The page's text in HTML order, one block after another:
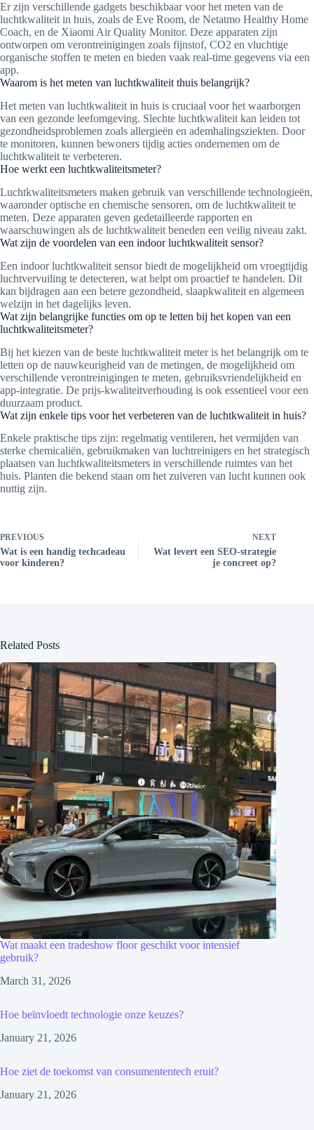
Er zijn verschillende gadgets beschikbaar voor het meten van de
luchtkwaliteit in huis, zoals de Eve Room, de Netatmo Healthy Home
Coach, en de Xiaomi Air Quality Monitor. Deze apparaten zijn
ontworpen om verontreinigingen zoals fijnstof, CO2 en vluchtige
organische stoffen te meten en bieden vaak real-time gegevens via een
app.
Waarom is het meten van luchtkwaliteit thuis belangrijk?
Het meten van luchtkwaliteit in huis is cruciaal voor het waarborgen
van een gezonde leefomgeving. Slechte luchtkwaliteit kan leiden tot
gezondheidsproblemen zoals allergieën en ademhalingsziekten. Door
te monitoren, kunnen bewoners tijdig acties ondernemen om de
luchtkwaliteit te verbeteren.
Hoe werkt een luchtkwaliteitsmeter?
Luchtkwaliteitsmeters maken gebruik van verschillende technologieën,
waaronder optische en chemische sensoren, om de luchtkwaliteit te
meten. Deze apparaten geven gedetailleerde rapporten en
waarschuwingen als de luchtkwaliteit beneden een veilig niveau zakt.
Wat zijn de voordelen van een indoor luchtkwaliteit sensor?
Een indoor luchtkwaliteit sensor biedt de mogelijkheid om vroegtijdig
luchtvervuiling te detecteren, wat helpt om proactief te handelen. Dit
kan bijdragen aan een betere gezondheid, slaapkwaliteit en algemeen
welzijn in het dagelijks leven.
Wat zijn belangrijke functies om op te letten bij het kopen van een
luchtkwaliteitsmeter?
Bij het kiezen van de beste luchtkwaliteit meter is het belangrijk om te
letten op de nauwkeurigheid van de metingen, de mogelijkheid om
verschillende verontreinigingen te meten, gebruiksvriendelijkheid en
app-integratie. De prijs-kwaliteitverhouding is ook essentieel voor een
duurzaam product.
Wat zijn enkele tips voor het verbeteren van de luchtkwaliteit in huis?
Enkele praktische tips zijn: regelmatig ventileren, het vermijden van
sterke chemicaliën, gebruikmaken van luchtreinigers en het strategisch
plaatsen van luchtkwaliteitsmeters in verschillende ruimtes van het
huis. Planten die bekend staan om het zuiveren van lucht kunnen ook
nuttig zijn.
PREVIOUS
Wat is een handig techcadeau
voor kinderen?
NEXT
Wat levert een SEO-strategie
je concreet op?
Related Posts
Wat maakt een tradeshow floor geschikt voor intensief
gebruik?
March 31, 2026
Hoe beïnvloedt technologie onze keuzes?
January 21, 2026
Hoe ziet de toekomst van consumententech eruit?
January 21, 2026